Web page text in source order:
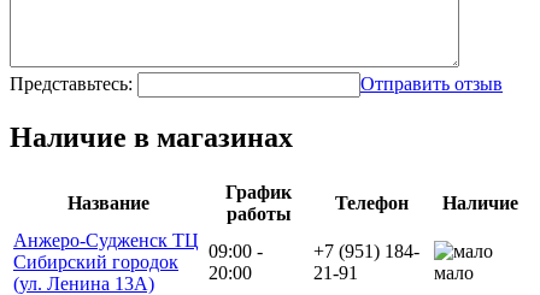
Представьтесь: Отправить отзыв
Наличие в магазинах
Название
График
работы
Телефон
Наличие
Анжеро-Судженск ТЦ
Сибирский городок
(ул. Ленина 13А)
09:00 -
20:00
+7 (951) 184-
21-91
мало